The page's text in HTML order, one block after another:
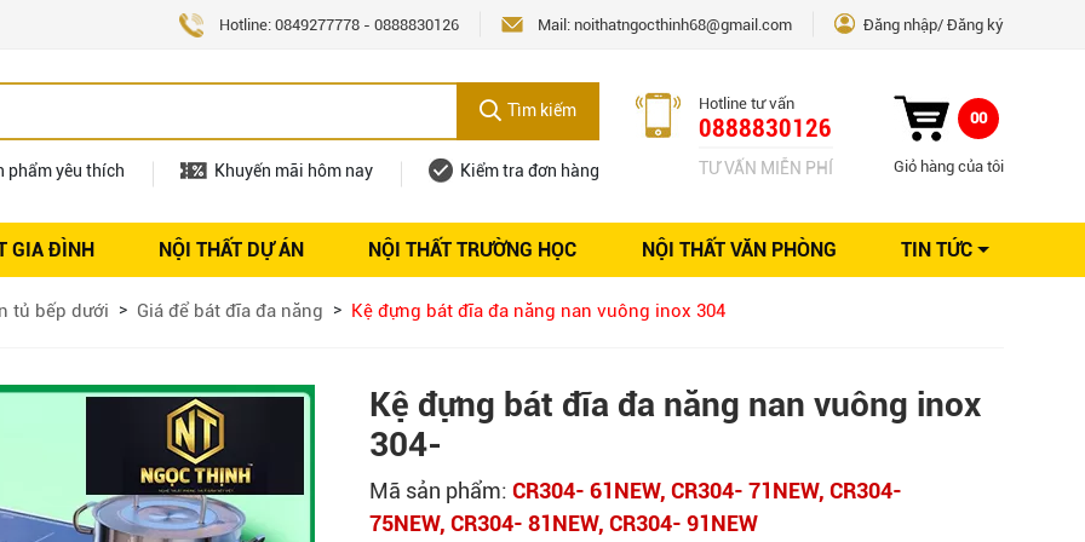
Hotline: 0849277778 - 0888830126 Mail: noithatngocthinh68@gmail.com Đăng nhập Đăng ký
Tìm kiếm
phẩm yêu thích Khuyến mãi hôm nay Kiểm tra đơn hàng
Hotline tư vấn
0888830126
TƯ VẤN MIỄN PHÍ
00
Giỏ hàng của tôi
GIA ĐÌNH NỘI THẤT DỰ ÁN NỘI THẤT TRƯỜNG HỌC NỘI THẤT VĂN PHÒNG TIN TỨC
thất Tuyển dụng
Giải pháp thiết kế
tủ bếp dưới Giá để bát đĩa đa năng Kệ đựng bát đĩa đa năng nan vuông inox 304
Kệ đựng bát đĩa đa năng nan vuông inox
304-
Mã sản phẩm:CR304- 61NEW, CR304- 71NEW, CR304-
75NEW, CR304- 81NEW, CR304- 91NEW